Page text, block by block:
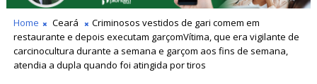
Home Ceará
Criminosos vestidos de gari comem em
restaurante e depois executam garçomVítima, que era vigilante de
carcinocultura durante a semana e garçom aos fins de semana,
atendia a dupla quando foi atingida por tiros